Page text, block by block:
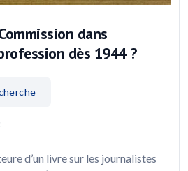
dans
dès 1944 ?
d’un livre sur les journalistes